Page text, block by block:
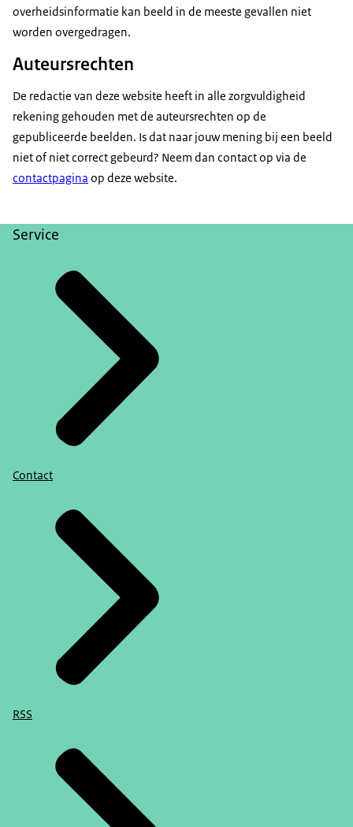
overheidsinformatie kan beeld in de meeste gevallen niet
worden overgedragen.
Auteursrechten
De redactie van deze website heeft in alle zorgvuldigheid
rekening gehouden met de auteursrechten op de
gepubliceerde beelden. Is dat naar jouw mening bij een beeld
niet of niet correct gebeurd? Neem dan contact op via de
contactpagina op deze website.
Service
Contact
RSS